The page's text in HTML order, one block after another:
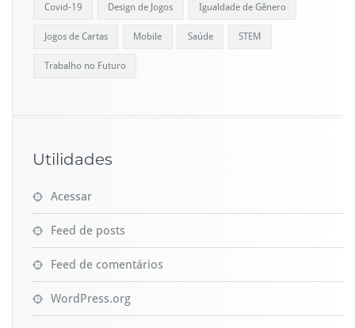
Covid-19 Design de Jogos Igualdade de Gênero
Jogos de Cartas Mobile Saúde STEM
Trabalho no Futuro
Utilidades
Acessar
Feed de posts
Feed de comentários
WordPress.org